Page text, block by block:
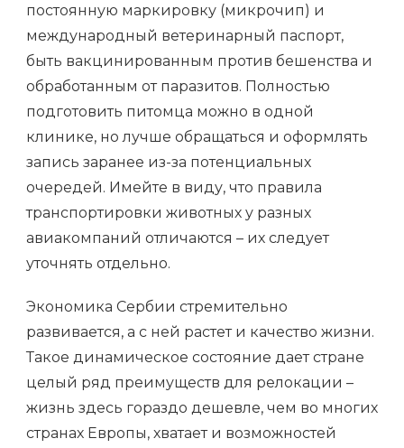
постоянную маркировку (микрочип) и
международный ветеринарный паспорт,
быть вакцинированным против бешенства и
обработанным от паразитов. Полностью
подготовить питомца можно в одной
клинике, но лучше обращаться и оформлять
запись заранее из-за потенциальных
очередей. Имейте в виду, что правила
транспортировки животных у разных
авиакомпаний отличаются – их следует
уточнять отдельно.
Экономика Сербии стремительно
развивается, а с ней растет и качество жизни.
Такое динамическое состояние дает стране
целый ряд преимуществ для релокации –
жизнь здесь гораздо дешевле, чем во многих
странах Европы, хватает и возможностей